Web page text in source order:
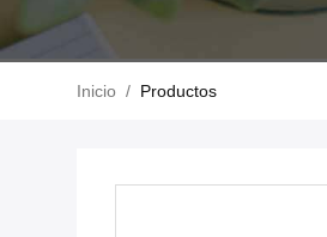
Inicio / Productos